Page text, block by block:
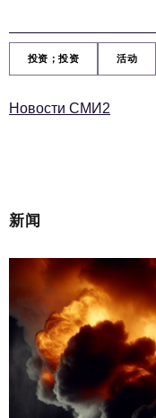
投资；投资 活动
Новости СМИ2
新闻